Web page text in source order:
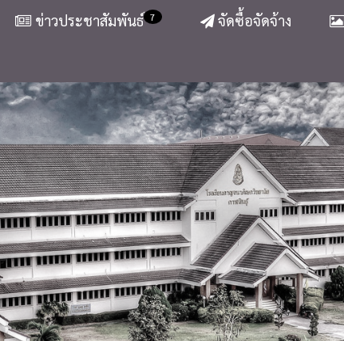
7
ข่าวประชาสัมพันธ์ จัดซื้อจัดจ้าง